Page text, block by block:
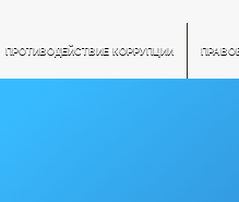
ПРОТИВОДЕЙСТВИЕ КОРРУПЦИИ